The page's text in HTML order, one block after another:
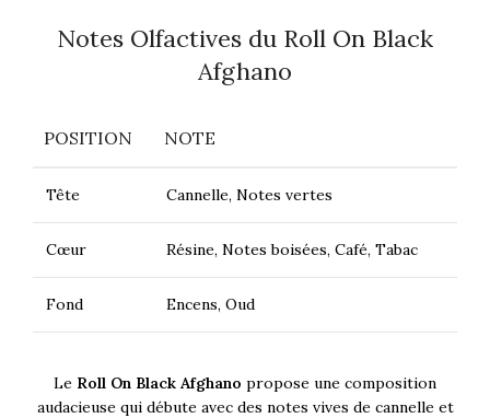
Notes Olfactives du Roll On Black
Afghano
POSITION NOTE
Tête Cannelle, Notes vertes
Cœur Résine, Notes boisées, Café, Tabac
Fond Encens, Oud
Le Roll On Black Afghano propose une composition
audacieuse qui débute avec des notes vives de cannelle et